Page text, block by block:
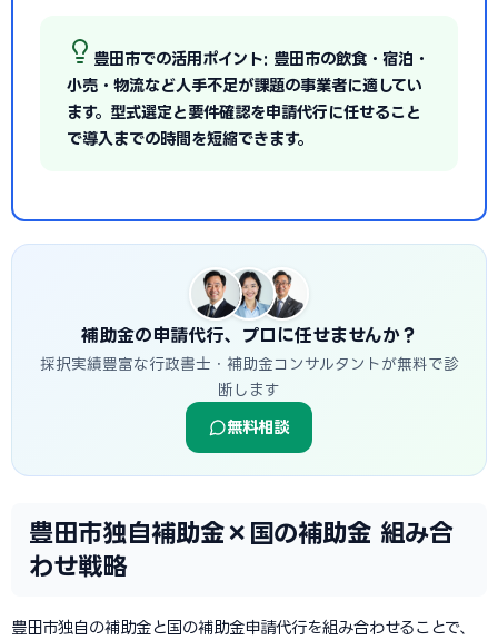
豊田市での活用ポイント: 豊田市の飲食・宿泊・
小売・物流など人手不足が課題の事業者に適してい
ます。型式選定と要件確認を申請代行に任せること
で導入までの時間を短縮できます。
補助金の申請代行、プロに任せませんか？
採択実績豊富な行政書士・補助金コンサルタントが無料で診
断します
無料相談
豊田市独自補助金×国の補助金 組み合
わせ戦略
豊田市独自の補助金と国の補助金申請代行を組み合わせることで、